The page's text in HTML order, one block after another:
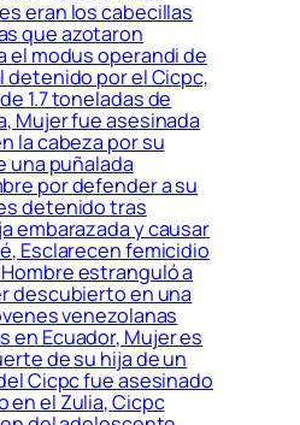
eran los cabecillas
que azotaron
el modus operandi de
detenido por el Cicpc,
1.7 toneladas de
Mujer fue asesinada
la cabeza por su
una puñalada
por defender a su
detenido tras
embarazada y causar
Esclarecen femicidio
estranguló a
descubierto en una
venezolanas
en Ecuador, Mujer es
de su hija de un
Cicpc fue asesinado
en el Zulia, Cicpc